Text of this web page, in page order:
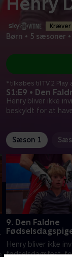
Kræver
Børn • 5 sæsoner •
S1:E9 • Den
Henry bliver ikke
beskyldt for at
*tilkøbes til TV 2
Sæson 1
9. Den Faldne
Henry bliver ikke
fødselsdagsfest,